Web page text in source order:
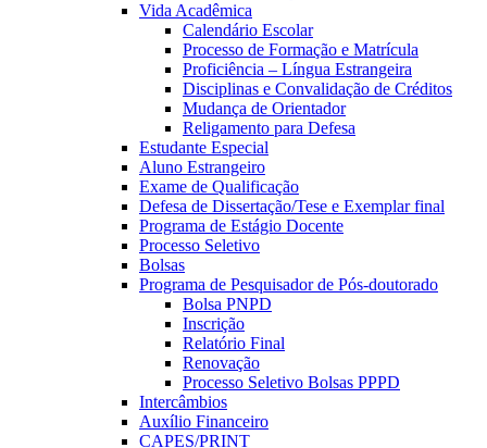
Vida Acadêmica
Calendário Escolar
Processo de Formação e Matrícula
Proficiência – Língua Estrangeira
Disciplinas e Convalidação de Créditos
Mudança de Orientador
Religamento para Defesa
Estudante Especial
Aluno Estrangeiro
Exame de Qualificação
Defesa de Dissertação/Tese e Exemplar final
Programa de Estágio Docente
Processo Seletivo
Bolsas
Programa de Pesquisador de Pós-doutorado
Bolsa PNPD
Inscrição
Relatório Final
Renovação
Processo Seletivo Bolsas PPPD
Intercâmbios
Auxílio Financeiro
CAPES/PRINT